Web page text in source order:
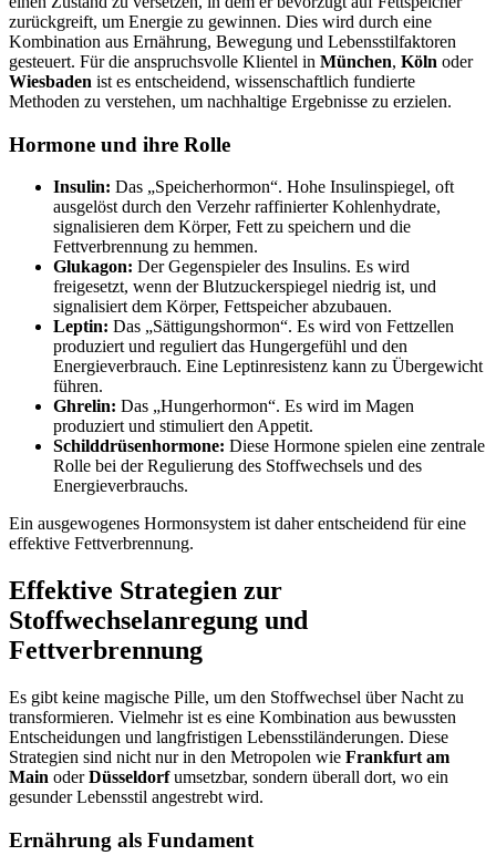
zurückgreift, um Energie zu gewinnen. Dies wird durch eine
Kombination aus Ernährung, Bewegung und Lebensstilfaktoren
gesteuert. Für die anspruchsvolle Klientel in München, Köln oder
Wiesbaden ist es entscheidend, wissenschaftlich fundierte
Methoden zu verstehen, um nachhaltige Ergebnisse zu erzielen.
Hormone und ihre Rolle
Insulin: Das „Speicherhormon“. Hohe Insulinspiegel, oft
ausgelöst durch den Verzehr raffinierter Kohlenhydrate,
signalisieren dem Körper, Fett zu speichern und die
Fettverbrennung zu hemmen.
Glukagon: Der Gegenspieler des Insulins. Es wird
freigesetzt, wenn der Blutzuckerspiegel niedrig ist, und
signalisiert dem Körper, Fettspeicher abzubauen.
Leptin: Das „Sättigungshormon“. Es wird von Fettzellen
produziert und reguliert das Hungergefühl und den
Energieverbrauch. Eine Leptinresistenz kann zu Übergewicht
führen.
Ghrelin: Das „Hungerhormon“. Es wird im Magen
produziert und stimuliert den Appetit.
Schilddrüsenhormone: Diese Hormone spielen eine zentrale
Rolle bei der Regulierung des Stoffwechsels und des
Energieverbrauchs.
Ein ausgewogenes Hormonsystem ist daher entscheidend für eine
effektive Fettverbrennung.
Effektive Strategien zur
Stoffwechselanregung und
Fettverbrennung
Es gibt keine magische Pille, um den Stoffwechsel über Nacht zu
transformieren. Vielmehr ist es eine Kombination aus bewussten
Entscheidungen und langfristigen Lebensstiländerungen. Diese
Strategien sind nicht nur in den Metropolen wie Frankfurt am
Main oderDüsseldorfumsetzbar, sondern überall dort, wo ein
gesunder Lebensstil angestrebt wird.
Ernährung als Fundament